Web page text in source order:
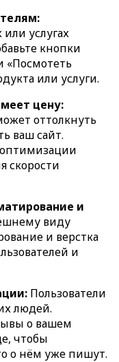
услугах
кнопки
«Посмотеть
или услуги.
цену:
оттолкнуть
ваш сайт.
скорости
и
виду
и верстка
и
Пользователи
людей.
о вашем
чтобы
о нём уже пишут.